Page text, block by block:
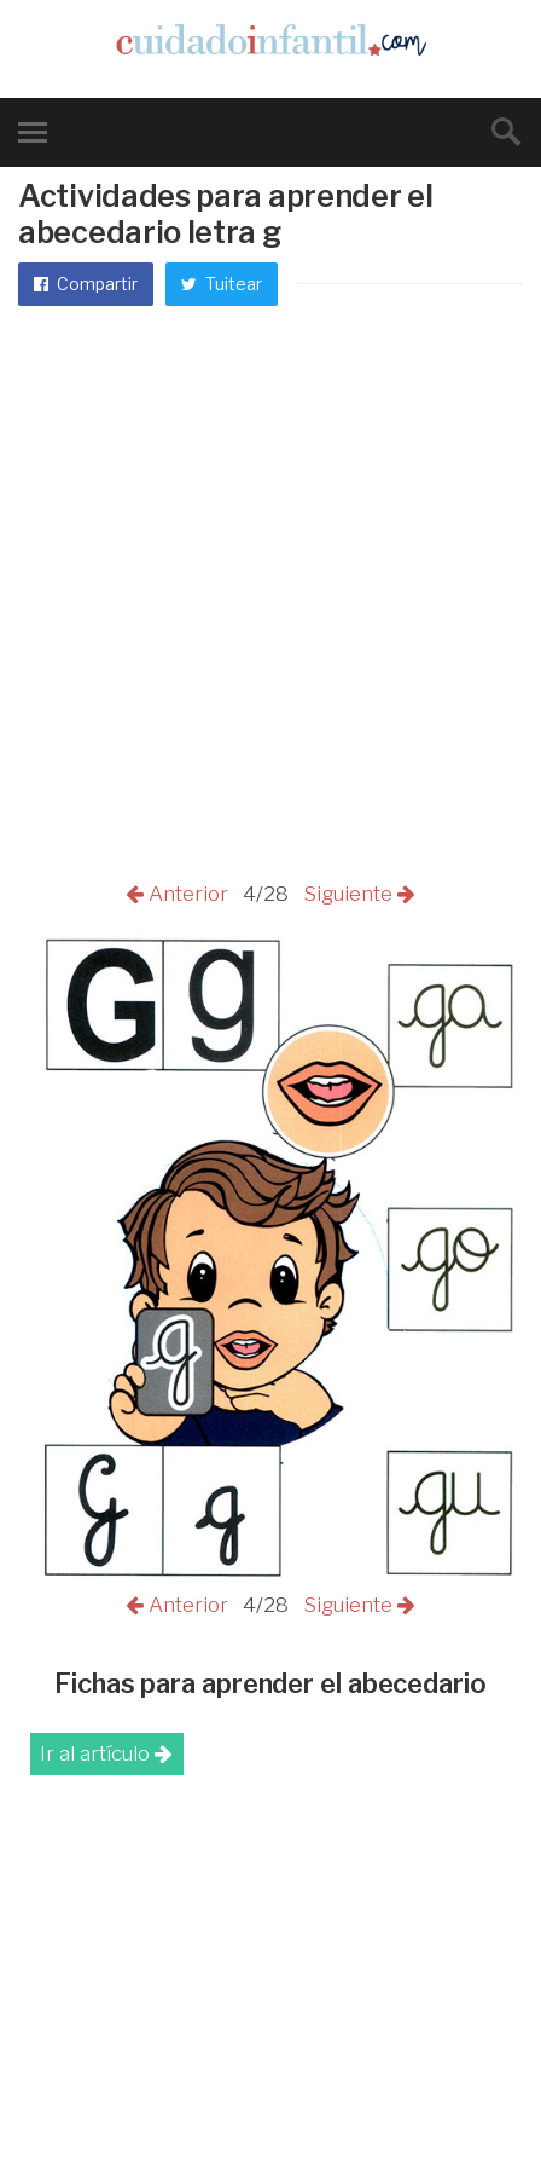
Actividades para aprender el
abecedario letra g
Compartir Tuitear
Anterior 4/28 Siguiente
Anterior 4/28 Siguiente
Fichas para aprender el abecedario
Ir al artículo